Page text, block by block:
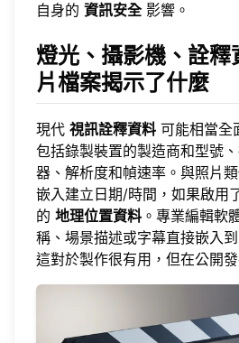
自身的 資訊安全影響。
燈光、攝影機、詮釋
片檔案揭示了什麼
現代 視訊詮釋資料 可能相當全
包括錄製裝置的製造商和型號
器、解析度和幀速率。與照片
嵌入建立日期/時間，如果啟用
的 地理位置資料 。專業編輯軟
稱、場景描述或字幕直接嵌入到
這對於製作很有用，但在公開